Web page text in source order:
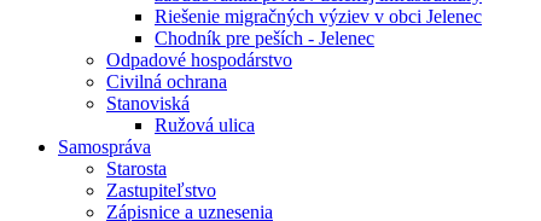
Riešenie migračných výziev v obci Jelenec
Chodník pre peších - Jelenec
Odpadové hospodárstvo
Civilná ochrana
Stanoviská
Ružová ulica
Samospráva
Starosta
Zastupiteľstvo
Zápisnice a uznesenia